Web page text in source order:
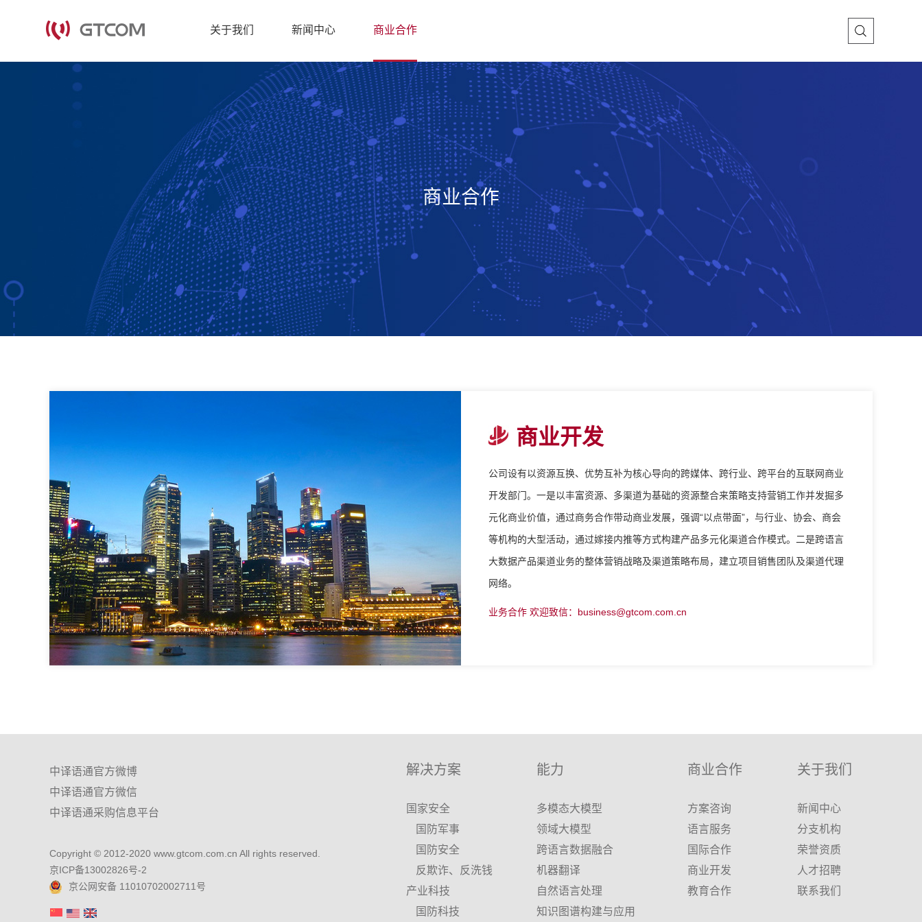
关于我们 新闻中心 商业合作
商业合作
商业开发
公司设有以资源互换、优势互补为核心导向的跨媒体、跨行业、跨平台的互联网商业
开发部门。一是以丰富资源、多渠道为基础的资源整合来策略支持营销工作并发掘多
元化商业价值，通过商务合作带动商业发展，强调“以点带面”，与行业、协会、商会
等机构的大型活动，通过嫁接内推等方式构建产品多元化渠道合作模式。二是跨语言
大数据产品渠道业务的整体营销战略及渠道策略布局，建立项目销售团队及渠道代理
网络。
业务合作 欢迎致信：business@gtcom.com.cn
解决方案
国家安全
国防军事
国防安全
反欺诈、反洗钱
产业科技
国防科技
能力
多模态大模型
领域大模型
跨语言数据融合
机器翻译
自然语言处理
知识图谱构建与应用
商业合作
方案咨询
语言服务
国际合作
商业开发
教育合作
关于我们
新闻中心
分支机构
荣誉资质
人才招聘
联系我们
中译语通官方微博
中译语通官方微信
中译语通采购信息平台
Copyright © 2012-2020 www.gtcom.com.cn All rights reserved.
京ICP备13002826号-2
京公网安备 11010702002711号